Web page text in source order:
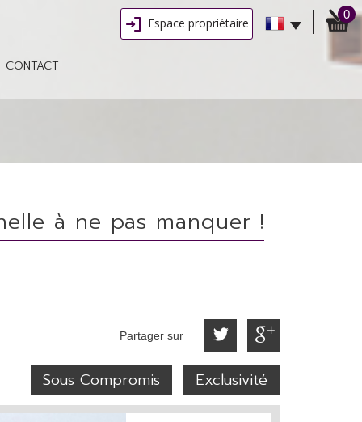
Espace propriétaire
0
CONTACT
à ne pas manquer !
Partager sur
Sous Compromis Exclusivité